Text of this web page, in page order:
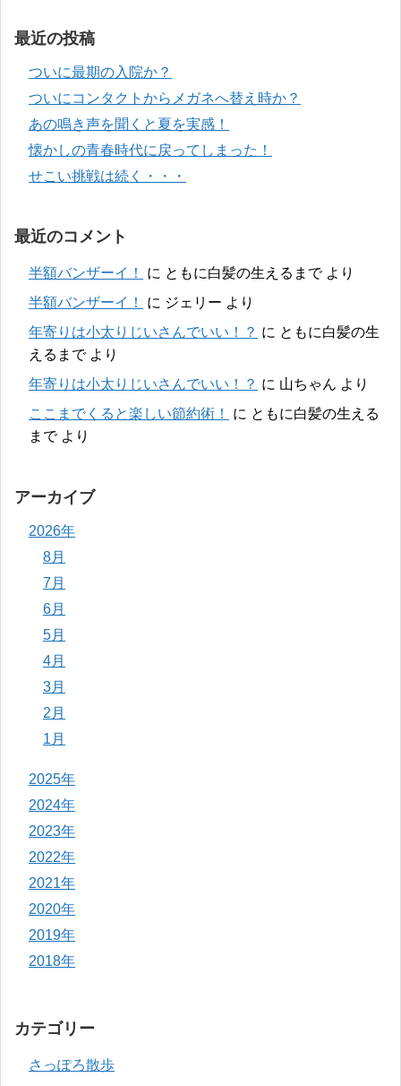
最近の投稿
ついに最期の入院か？
ついにコンタクトからメガネへ替え時か？
あの鳴き声を聞くと夏を実感！
懐かしの青春時代に戻ってしまった！
せこい挑戦は続く・・・
最近のコメント
半額バンザーイ！ に ともに白髪の生えるまでより
半額バンザーイ！
に ジェリー より
年寄りは小太りじいさんでいい！？ に ともに白髪の生
えるまでより
年寄りは小太りじいさんでいい！？ に 山ちゃん より
ここまでくると楽しい節約術！
に ともに白髪の生える
までより
アーカイブ
2026年
8月
7月
6月
5月
4月
3月
2月
1月
2025年
2024年
2023年
2022年
2021年
2020年
2019年
2018年
カテゴリー
さっぽろ散歩